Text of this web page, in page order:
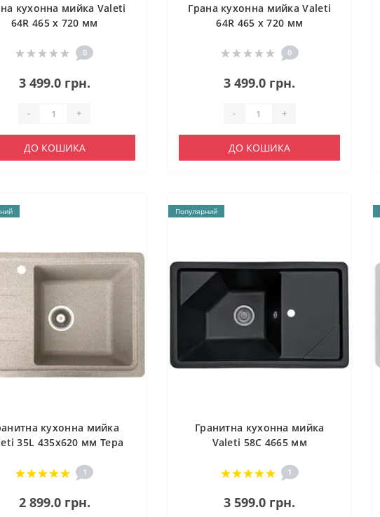
кухонна мийка Valeti
64R 465 x 720 мм
0
3 499.0 грн.
- +
ДО КОШИКА
Грана кухонна мийка Valeti
64R 465 x 720 мм
0
3 499.0 грн.
- +
ДО КОШИКА
кухонна мийка
35L 435x620 мм Тера
1
2 899.0 грн.
Популярний
Гранитна кухонна мийка
Valeti 58C 4665 мм
1
3 599.0 грн.